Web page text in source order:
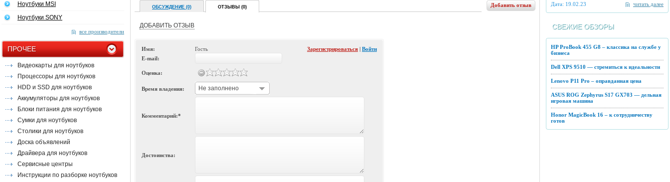
Ноутбуки MSI
Ноутбуки SONY
все производители
ПРОЧЕЕ
Видеокарты для ноутбуков
Процессоры для ноутбуков
HDD и SSD для ноутбуков
Аккумуляторы для ноутбуков
Блоки питания для ноутбуков
Сумки для ноутбуков
Столики для ноутбуков
Доска объявлений
Драйвера для ноутбуков
Сервисные центры
Инструкции по разборке ноутбуков
ОБСУЖДЕНИЕ (0) ОТЗЫВЫ (0) Добавить отзыв
ДОБАВИТЬ ОТЗЫВ
Имя: Гость Зарегистрироваться | Войти
E-mail:
Оценка:
Время владения: Не заполнено
Комментарий:*
Достоинства:
читать далее
Дата: 19.02.23
СВЕЖИЕ ОБЗОРЫ
HP ProBook 455 G8 – классика на службе у
бизнеса
Dell XPS 9510 — стремиться к идеальности
Lenovo P11 Pro – оправданная цена
ASUS ROG Zephyrus S17 GX703 — дельная
игровая машина
Honor MagicBook 16 – к сотрудничеству
готов